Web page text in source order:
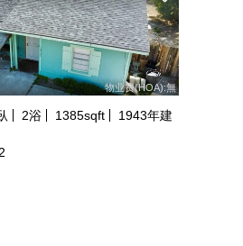
物业费(HOA):無
2浴 1385sqft 1943年建